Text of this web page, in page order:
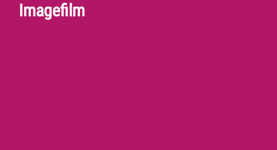
Imagefilm